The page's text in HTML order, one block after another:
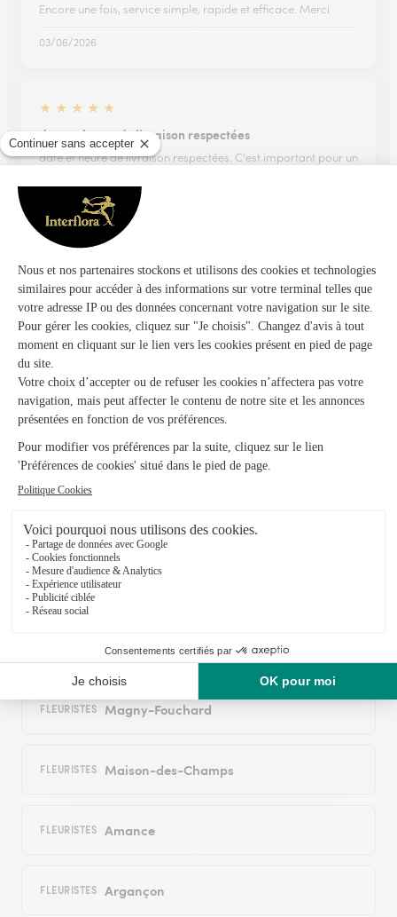
Encore une fois, service simple, rapide et efficace. Merci
03/06/2026
★ ★ ★ ★ ★
date et heure de livraison respectées
date et heure de livraison respectées. C'est important pour un
24/02/2026
★ ★ ★ ★ ★
Le bouquet où le chocolat remplace les…
Le bouquet où le chocolat remplace les fleurs a beaucoup
beaucoup plu au destinataire !!!! MERCI Interflora ❤️
Trustpilot Échantillon d'avis clients fourni via Trustpilot.
les avis de la marque Interflora sur Trustpilot
Livraison de fleurs à Vauchonvilliers et
autour : les villes proches couvertes par le
réseau Interflora
Jessains
FLEURISTES Magny-Fouchard
FLEURISTES Maison-des-Champs
FLEURISTES Amance
FLEURISTES Argançon